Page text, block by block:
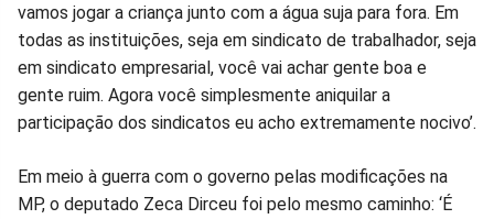
vamos jogar a criança junto com a água suja para fora. Em
todas as instituições, seja em sindicato de trabalhador, seja
em sindicato empresarial, você vai achar gente boa e
gente ruim. Agora você simplesmente aniquilar a
participação dos sindicatos eu acho extremamente nocivo’.
Em meio à guerra com o governo pelas modificações na
MP, o deputado Zeca Dirceu foi pelo mesmo caminho: ‘É